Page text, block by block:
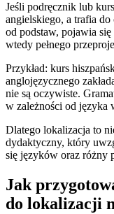
Jeśli podręcznik lub
angielskiego, a trafia
od podstaw, pojawia
wtedy pełnego
Przykład: kurs
anglojęzycznego
nie są oczywiste.
w zależności od języka
Dlatego lokalizacja to
dydaktyczny, który
się języków oraz różny
Jak
do lokalizacji